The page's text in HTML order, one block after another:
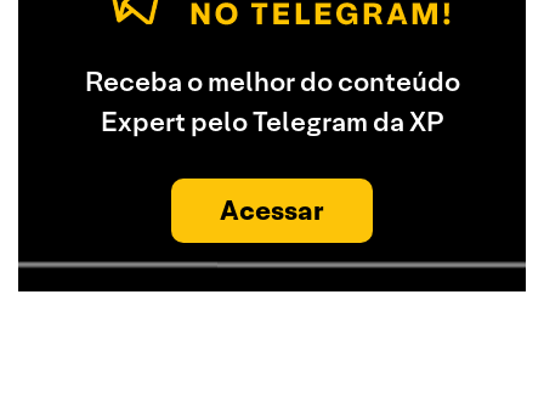
Receba o melhor do conteúdo
Expert pelo Telegram da XP
Acessar